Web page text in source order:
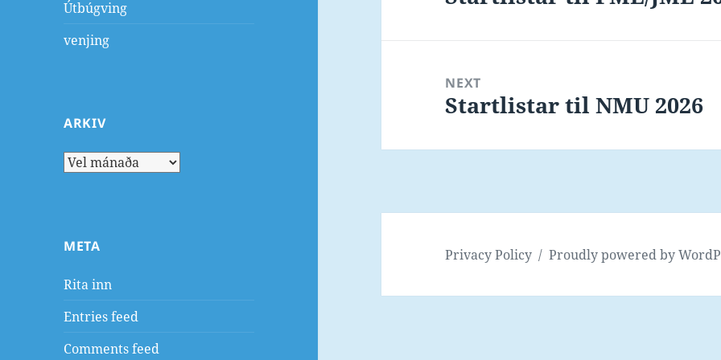
Útbúgving
venjing
ARKIV
Arkiv
META
Rita inn
Entries feed
Comments feed
NEXT
Next
Startlistar til NMU 2026
Privacy Policy Proudly powered by